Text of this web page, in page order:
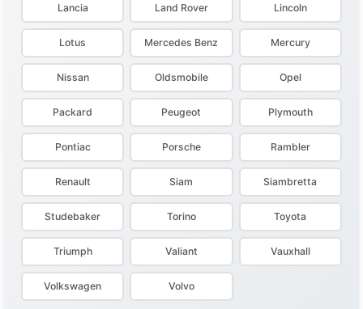
Lancia Land Rover Lincoln
Lotus Mercedes Benz Mercury
Nissan Oldsmobile Opel
Packard Peugeot Plymouth
Pontiac Porsche Rambler
Renault Siam Siambretta
Studebaker Torino Toyota
Triumph Valiant Vauxhall
Volkswagen Volvo